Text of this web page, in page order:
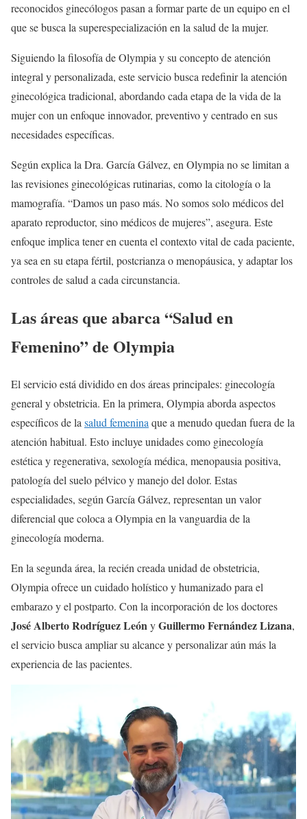
reconocidos ginecólogos pasan a formar parte de un equipo en el
que se busca la superespecialización en la salud de la mujer.
Siguiendo la filosofía de Olympia y su concepto de atención
integral y personalizada, este servicio busca redefinir la atención
ginecológica tradicional, abordando cada etapa de la vida de la
mujer con un enfoque innovador, preventivo y centrado en sus
necesidades específicas.
Según explica la Dra. García Gálvez, en Olympia no se limitan a
las revisiones ginecológicas rutinarias, como la citología o la
mamografía. “Damos un paso más. No somos solo médicos del
aparato reproductor, sino médicos de mujeres”, asegura. Este
enfoque implica tener en cuenta el contexto vital de cada paciente,
ya sea en su etapa fértil, postcrianza o menopáusica, y adaptar los
controles de salud a cada circunstancia.
Las áreas que abarca “Salud en
Femenino” de Olympia
El servicio está dividido en dos áreas principales: ginecología
general y obstetricia. En la primera, Olympia aborda aspectos
específicos de lasalud femeninaque a menudo quedan fuera de la
atención habitual. Esto incluye unidades como ginecología
estética y regenerativa, sexología médica, menopausia positiva,
patología del suelo pélvico y manejo del dolor. Estas
especialidades, según García Gálvez, representan un valor
diferencial que coloca a Olympia en la vanguardia de la
ginecología moderna.
En la segunda área, la recién creada unidad de obstetricia,
Olympia ofrece un cuidado holístico y humanizado para el
embarazo y el postparto. Con la incorporación de los doctores
José Alberto Rodríguez LeónyGuillermo Fernández Lizana,
el servicio busca ampliar su alcance y personalizar aún más la
experiencia de las pacientes.